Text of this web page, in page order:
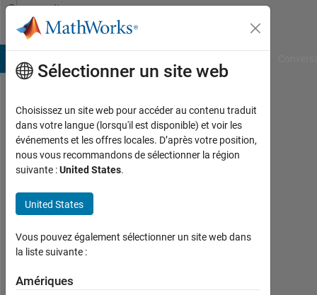
Passer au contenu
Community
Profile
Amith
Anoop
Kumar
Last
seen:
5 ans il
y a
Actif
Sélectionner un site web
Choisissez un site web pour accéder au contenu traduit
dans votre langue (lorsqu'il est disponible) et voir les
événements et les offres locales. D’après votre position,
nous vous recommandons de sélectionner la région
suivante :United States.
United States
Vous pouvez également sélectionner un site web dans
la liste suivante :
Amériques